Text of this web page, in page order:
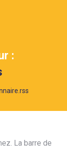
:
La barre de